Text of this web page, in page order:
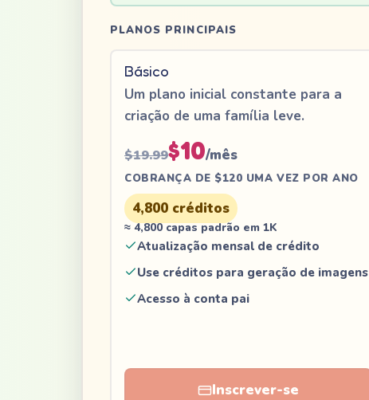
PLANOS PRINCIPAIS
Básico
Um plano inicial constante para a
criação de uma família leve.
$19.99$10/mês
COBRANÇA DE $120 UMA VEZ POR ANO
4,800 créditos
≈ 4,800 capas padrão em 1K
Atualização mensal de crédito
Use créditos para geração de imagens
Acesso à conta pai
Inscrever-se